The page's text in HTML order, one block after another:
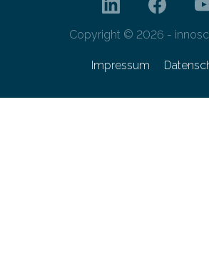
Copyright © 2026 -
Impressum